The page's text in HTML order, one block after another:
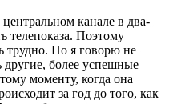
канале в два-
телепоказа. Поэтому
трудно. Но я говорю не
другие, более успешные
моменту, когда она
за год до того, как